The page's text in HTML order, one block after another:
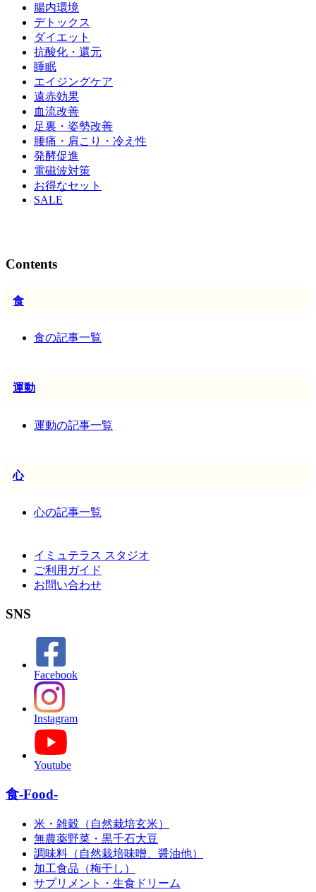
腸内環境
デトックス
ダイエット
抗酸化・還元
睡眠
エイジングケア
遠赤効果
血流改善
足裏・姿勢改善
腰痛・肩こり・冷え性
発酵促進
電磁波対策
お得なセット
SALE
Contents
食
食の記事一覧
運動
運動の記事一覧
心
心の記事一覧
イミュテラス スタジオ
ご利用ガイド
お問い合わせ
SNS
Facebook
Instagram
Youtube
食-Food-
米・雑穀（自然栽培玄米）
無農薬野菜・黒千石大豆
調味料（自然栽培味噌、醤油他）
加工食品（梅干し）
サプリメント・生食ドリーム